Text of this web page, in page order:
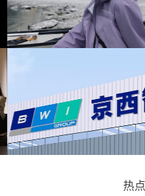
项目提供音乐
为华为中国行
铺活动提供音
为新希望乳业唐
热